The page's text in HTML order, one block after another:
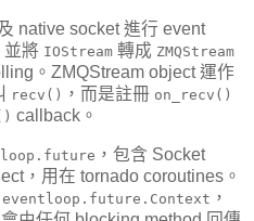
native socket 進行 event
將 IOStream 轉成 ZMQStream
。ZMQStream object 運作
recv() ，而是註冊 on_recv()
callback。
，包含 Socket
，用在 tornado coroutines。
，